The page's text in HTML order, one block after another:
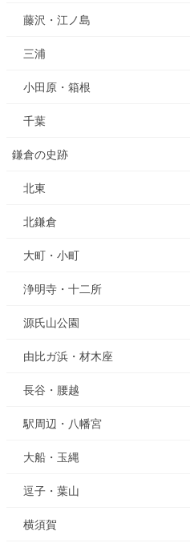
藤沢・江ノ島
三浦
小田原・箱根
千葉
鎌倉の史跡
北東
北鎌倉
大町・小町
浄明寺・十二所
源氏山公園
由比ガ浜・材木座
長谷・腰越
駅周辺・八幡宮
大船・玉縄
逗子・葉山
横須賀